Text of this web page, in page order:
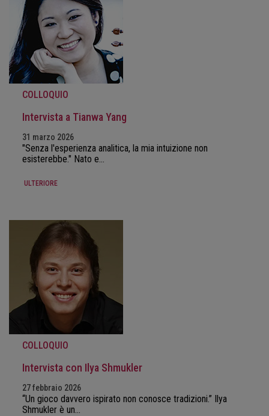
COLLOQUIO
Intervista a Tianwa Yang
31 marzo 2026
"Senza l'esperienza analitica, la mia intuizione non
esisterebbe." Nato e…
ULTERIORE
COLLOQUIO
Intervista con Ilya Shmukler
27 febbraio 2026
“Un gioco davvero ispirato non conosce tradizioni.” Ilya
Shmukler è un…